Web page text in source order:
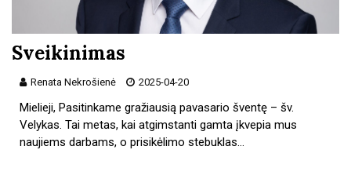
Sveikinimas
Renata Nekrošienė 2025-04-20
Mielieji, Pasitinkame gražiausią pavasario šventę – šv.
Velykas. Tai metas, kai atgimstanti gamta įkvepia mus
naujiems darbams, o prisikėlimo stebuklas…